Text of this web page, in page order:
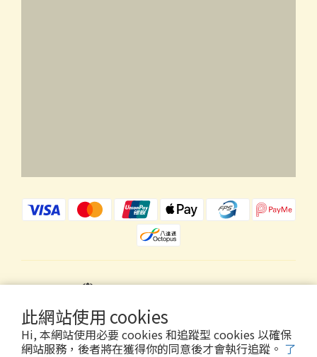
此網站使用 cookies
Hi, 本網站使用必要 cookies 和追蹤型 cookies 以確保
網站服務，後者將在獲得你的同意後才會執行追蹤。 了
$HKD 繁體中文